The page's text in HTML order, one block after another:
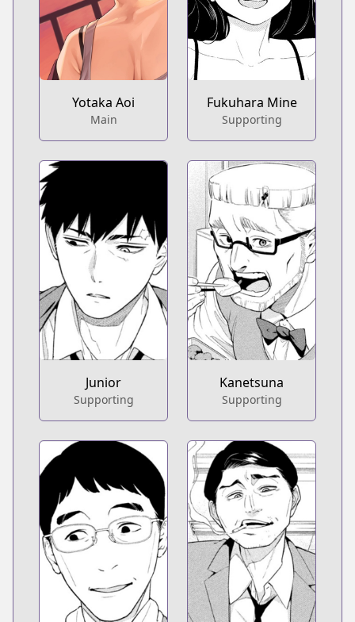
Yotaka Aoi
Main
Fukuhara Mine
Supporting
Junior
Supporting
Kanetsuna
Supporting